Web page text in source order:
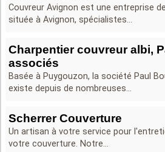
Couvreur Avignon est une entreprise
située à Avignon, spécialistes...
Charpentier couvreur albi,
associés
Basée à Puygouzon, la société Paul
existe depuis de nombreuses...
Scherrer Couverture
Un artisan à votre service pour
votre couverture. Notre...